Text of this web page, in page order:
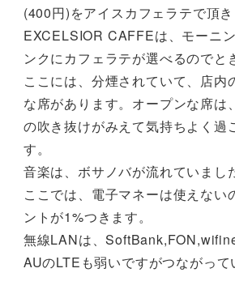
(400円)をアイスカフェラテで頂き
EXCELSIOR CAFFEは、モーニ
ンクにカフェラテが選べるのでと
ここには、分煙されていて、店内
な席があります。オープンな席は
の吹き抜けがみえて気持ちよく過
す。
音楽は、ボサノバが流れていまし
ここでは、電子マネーは使えない
ントが1%つきます。
無線LANは、
AUのLTEも弱いですがつながって